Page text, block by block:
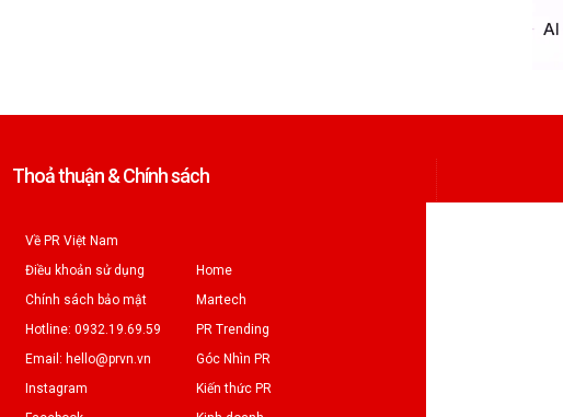
Thoả thuận & Chính sách
Về PR Việt Nam
Điều khoản sử dụng
Chính sách bảo mật
Hotline: 0932.19.69.59
Email: hello@prvn.vn
Instagram
Home
Martech
PR Trending
Góc Nhìn PR
Kiến thức PR